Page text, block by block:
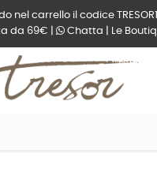
nel carrello il codice
da 69€ |
Chatta Le